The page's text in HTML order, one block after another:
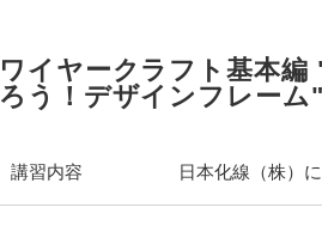
ワイヤークラフト基本
ろう！デザインフレーム"
講習内容 日本化線（株）